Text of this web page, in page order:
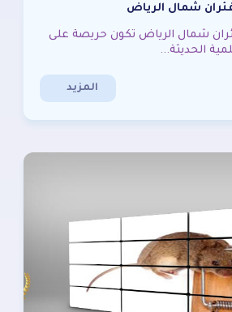
شمال الرياض
شمال الرياض تكون حريصة على
الحديثة...
المزيد